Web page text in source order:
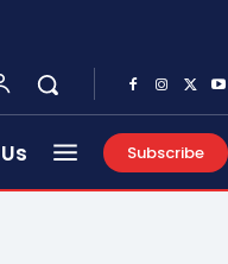
Subscribe